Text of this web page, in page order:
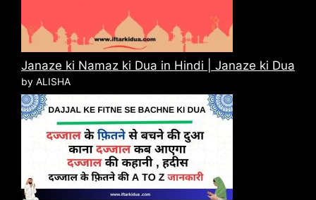
Janaze ki Namaz ki Dua in Hindi | Janaze ki Dua
by ALISHA